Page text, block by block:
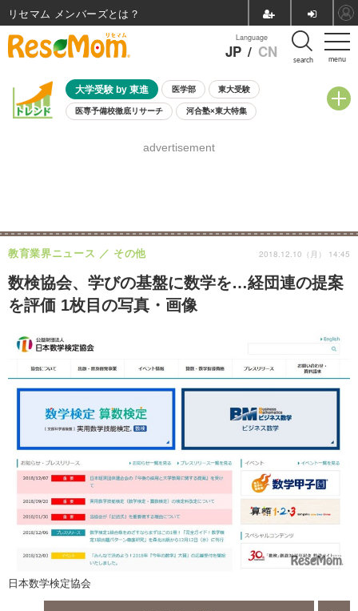
menu
Language
JP / CN search
大学受験 by 東進 医学部 東大受験
医専予備校徹底リサーチ 河合塾×東大特集
8月開催学校説明会・相談会
advertisement
数検協会、学びの基盤に数学を…経団連の提案
を評価 1枚目の写真・画像
教育業界ニュース その他 2018.12.10（月） 14:45
日本数学検定協会
リセマム メンバーズ